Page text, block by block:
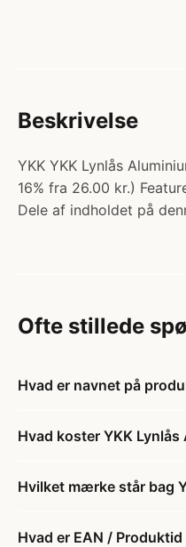
Beskrivelse
YKK YKK Lynlås
16% fra 26.00 kr.)
Dele af indholdet på
Ofte stillede
Hvad er navnet på
Hvad koster YKK
Hvilket mærke står bag
Hvad er EAN /